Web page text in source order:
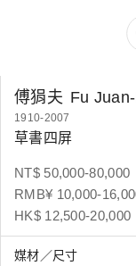
傅狷夫 Fu
1910-2007
草書四屏
NT$ 50,000-80,000
RMB¥ 10,000-
HK$ 12,500-20,000
媒材／尺寸